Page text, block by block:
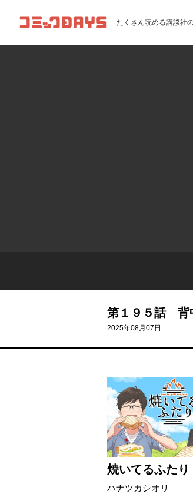
コミックDAYS たくさん読める講談社
第１９５話 背
2025年08月07日
焼いてるふたり
ハナツカシオリ